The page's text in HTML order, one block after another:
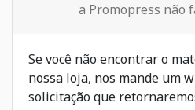
a Promopress não
Se você não encontrar o
nossa loja, nos mande um
solicitação que